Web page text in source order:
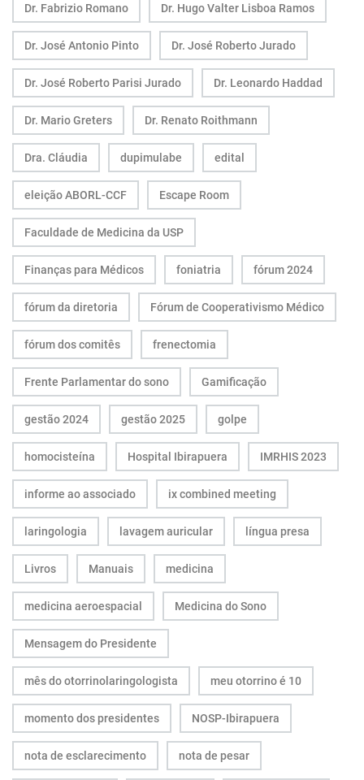
Dr. Fabrizio Romano Dr. Hugo Valter Lisboa Ramos
Dr. José Antonio Pinto Dr. José Roberto Jurado
Dr. José Roberto Parisi Jurado Dr. Leonardo Haddad
Dr. Mario Greters Dr. Renato Roithmann
Dra. Cláudia dupimulabe edital
eleição ABORL-CCF Escape Room
Faculdade de Medicina da USP
Finanças para Médicos foniatria fórum 2024
fórum da diretoria Fórum de Cooperativismo Médico
fórum dos comitês frenectomia
Frente Parlamentar do sono Gamificação
gestão 2024 gestão 2025 golpe
homocisteína Hospital Ibirapuera IMRHIS 2023
informe ao associado ix combined meeting
laringologia lavagem auricular língua presa
Livros Manuais medicina
medicina aeroespacial Medicina do Sono
Mensagem do Presidente
mês do otorrinolaringologista meu otorrino é 10
momento dos presidentes NOSP-Ibirapuera
nota de esclarecimento nota de pesar